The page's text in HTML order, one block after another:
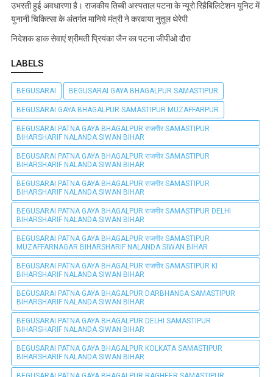
उभरती हुई अवधारणा है। राजकीय तिब्बी अस्पताल पटना के न्यूरो रिहैबिलिटेशन यूनिट में
युनानी चिकित्सा के अंतर्गत मानिये मंत्री ने करवाया नुतूल थेरेपी
निदेशक डाक सेवाएं श्रीमती प्रियंका जैन का पटना जीपीओ दौरा
LABELS
BEGUSARAI BEGUSARAI GAYA BHAGALPUR SAMASTIPUR
BEGUSARAI GAYA BHAGALPUR SAMASTIPUR MUZAFFARPUR
BEGUSARAI PATNA GAYA BHAGALPUR राजगीर SAMASTIPUR
BIHARSHARIF NALANDA SIWAN BIHAR
BEGUSARAI PATNA GAYA BHAGALPUR राजगीर SAMASTIPUR
BIHARSHARIF NALANDA SIWAN BIHAR
BEGUSARAI PATNA GAYA BHAGALPUR राजगीर SAMASTIPUR
BIHARSHARIF NALANDA SIWAN BIHAR
BEGUSARAI PATNA GAYA BHAGALPUR राजगीर SAMASTIPUR DELHI
BIHARSHARIF NALANDA SIWAN BIHAR
BEGUSARAI PATNA GAYA BHAGALPUR राजगीर SAMASTIPUR
MUZAFFARNAGAR BIHARSHARIF NALANDA SIWAN BIHAR
BEGUSARAI PATNA GAYA BHAGALPUR राजगीर SAMASTIPUR KI
BIHARSHARIF NALANDA SIWAN BIHAR
BEGUSARAI PATNA GAYA BHAGALPUR DARBHANGA SAMASTIPUR
BIHARSHARIF NALANDA SIWAN BIHAR
BEGUSARAI PATNA GAYA BHAGALPUR DELHI SAMASTIPUR
BIHARSHARIF NALANDA SIWAN BIHAR
BEGUSARAI PATNA GAYA BHAGALPUR KOLKATA SAMASTIPUR
BIHARSHARIF NALANDA SIWAN BIHAR